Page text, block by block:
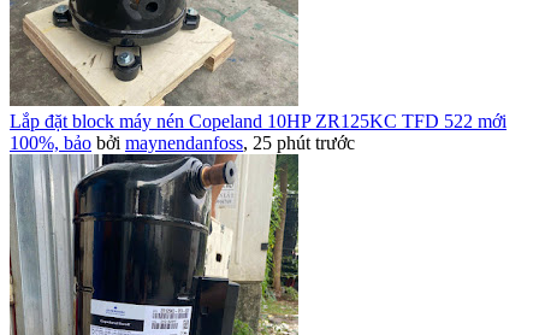
Lắp đặt block máy nén Copeland 10HP ZR125KC TFD 522 mới
100%, bảo bởi maynendanfoss, 25 phút trước